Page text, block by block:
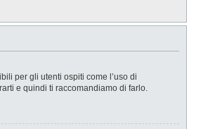
per gli utenti ospiti come l’uso di
e quindi ti raccomandiamo di farlo.